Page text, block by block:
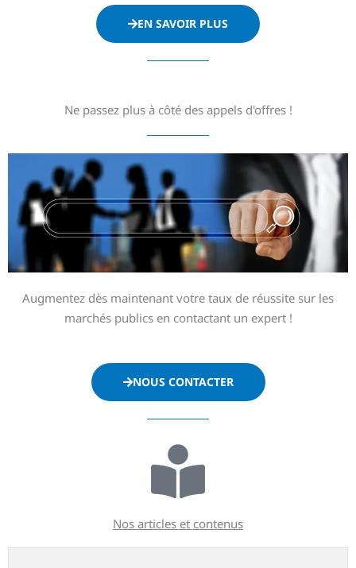
EN SAVOIR PLUS
Ne passez plus à côté des appels d'offres !
Augmentez dès maintenant votre taux de réussite sur les
marchés publics en contactant un expert !
NOUS CONTACTER
Nos articles et contenus